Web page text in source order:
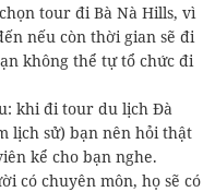
tour đi Bà Nà Hills, vì
nếu còn thời gian sẽ đi
không thể tự tổ chức đi
khi đi tour du lịch Đà
lịch sử) bạn nên hỏi thật
kể cho bạn nghe.
có chuyên môn, họ sẽ có